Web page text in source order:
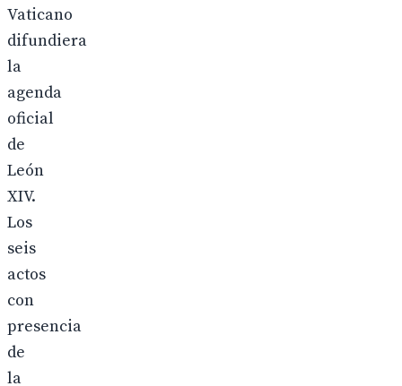
Vaticano
difundiera
la
agenda
oficial
de
León
XIV.
Los
seis
actos
con
presencia
de
la